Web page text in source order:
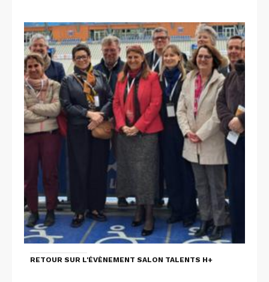
RETOUR SUR L'ÉVÈNEMENT SALON TALENTS H+